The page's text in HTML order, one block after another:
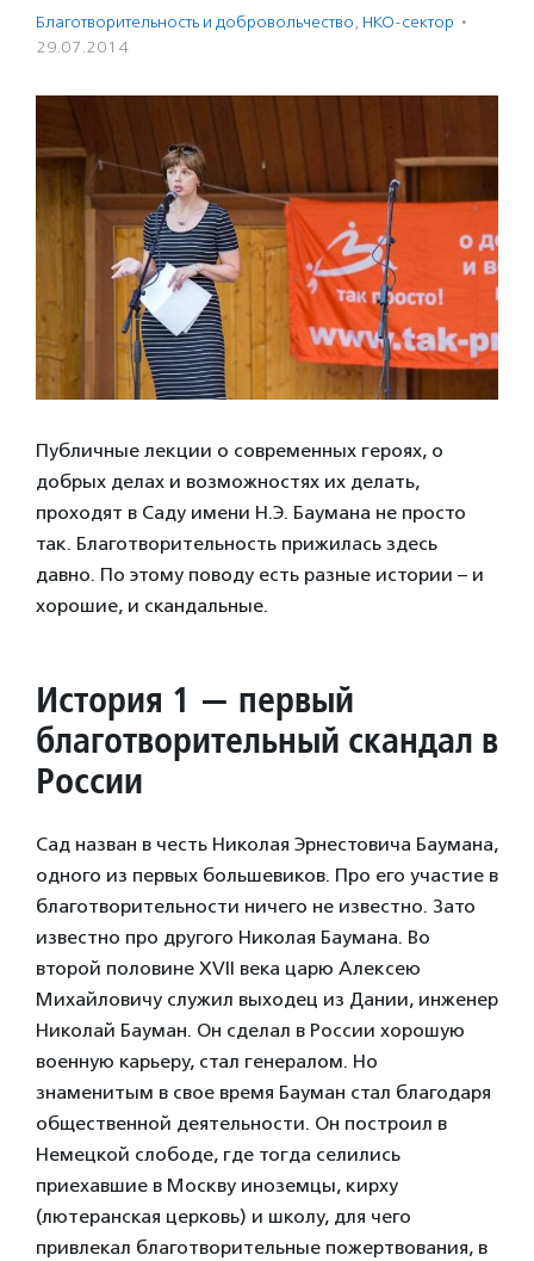
Благотвори­тель­ность и доброволь­чест­во, НКО-сектор ·
29.07.2014
Публичные лекции о современных героях, о
добрых делах и возможностях их делать,
проходят в Саду имени Н.Э. Баумана не просто
так. Благотворительность прижилась здесь
давно. По этому поводу есть разные истории – и
хорошие, и скандальные.
История 1 — первый
благотворительный скандал в
России
Сад назван в честь Николая Эрнестовича Баумана,
одного из первых большевиков. Про его участие в
благотворительности ничего не известно. Зато
известно про другого Николая Баумана. Во
второй половине XVII века царю Алексею
Михайловичу служил выходец из Дании, инженер
Николай Бауман. Он сделал в России хорошую
военную карьеру, стал генералом. Но
знаменитым в свое время Бауман стал благодаря
общественной деятельности. Он построил в
Немецкой слободе, где тогда селились
приехавшие в Москву иноземцы, кирху
(лютеранская церковь) и школу, для чего
привлекал благотворительные пожертвования, в